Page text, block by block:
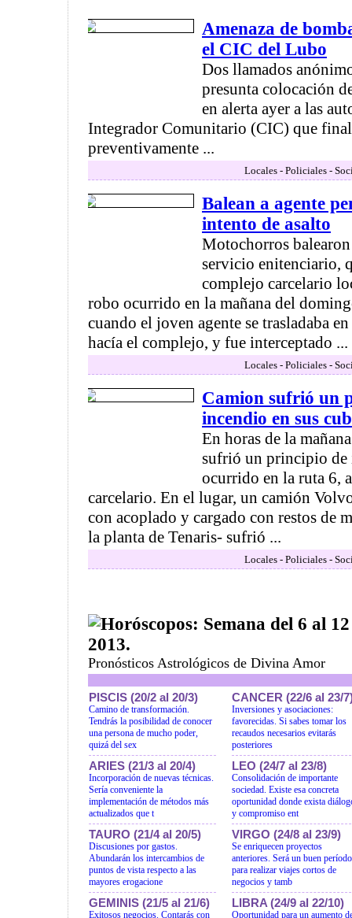
Amenaza de
el CIC del Lubo
Dos llamados
presunta colocación
en alerta ayer a las
Integrador Comunitario (CIC) que
preventivamente ...
Locales - Policiales -
Balean a agente
intento de asalto
Motochorros
servicio enitenciario,
complejo carcelario
robo ocurrido en la mañana del
cuando el joven agente se trasladaba
hacía el complejo, y fue interceptado ...
Locales - Policiales -
Camion sufrió un
incendio en sus
En horas de la
sufrió un principio de
ocurrido en la ruta 6,
carcelario. En el lugar, un camión
con acoplado y cargado con restos de
la planta de Tenaris- sufrió ...
Locales - Policiales -
Horóscopos: Semana del 6 al
2013.
Pronósticos Astrológicos de Divina Amor
PISCIS (20/2 al 20/3)
Camino de transformación.
Tendrás la posibilidad de conocer
una persona de mucho poder,
quizá del sex
ARIES (21/3 al 20/4)
Incorporación de nuevas técnicas.
Sería conveniente la
implementación de métodos más
actualizados que t
TAURO (21/4 al 20/5)
Discusiones por gastos.
Abundarán los intercambios de
puntos de vista respecto a las
mayores erogacione
GEMINIS (21/5 al 21/6)
Exitosos negocios. Contarás con
CANCER (22/6 al 23/
Inversiones y asociaciones:
favorecidas. Si sabes tomar los
recaudos necesarios evitarás
posteriores
LEO (24/7 al 23/8)
Consolidación de importante
sociedad. Existe esa concreta
oportunidad donde exista
y compromiso ent
VIRGO (24/8 al 23/9)
Se enriquecen proyectos
anteriores. Será un buen período
para realizar viajes cortos de
negocios y tamb
LIBRA (24/9 al 22/10)
Oportunidad para un aumento